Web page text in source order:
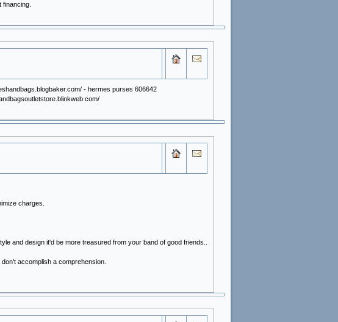
- hermes purses 606642
charges.
and design it'd be more treasured from your band of good friends..
accomplish a comprehension.